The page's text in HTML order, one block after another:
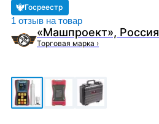
Госреестр
1 отзыв на товар
«Машпроект», Россия
Торговая марка ›